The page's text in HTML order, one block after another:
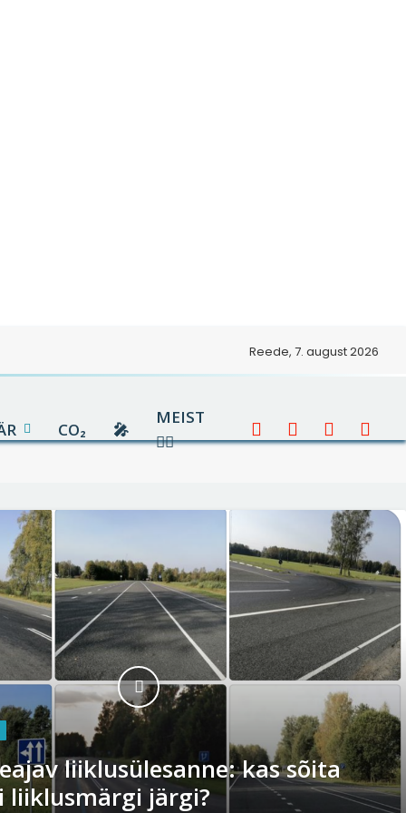
Reede, 7. august 2026
CO₂ 🎤︎︎
MEIST
✍🏻
Facebook
X
Instagram
liiklusülesanne: kas sõita
liiklusmärgi järgi?